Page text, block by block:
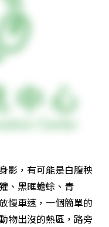
影，有可能是白腹秧
、黑眶蟾蜍、青
慢車速，一個簡單的
物出沒的熱區，路旁